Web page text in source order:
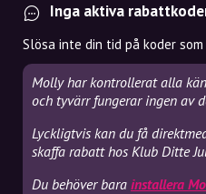
Inga aktiva
Slösa inte din tid på koder
Molly har kontrollerat alla
och tyvärr fungerar ingen av
Lyckligtvis kan du få
skaffa rabatt hos Klub Ditte
Du behöver bara installera